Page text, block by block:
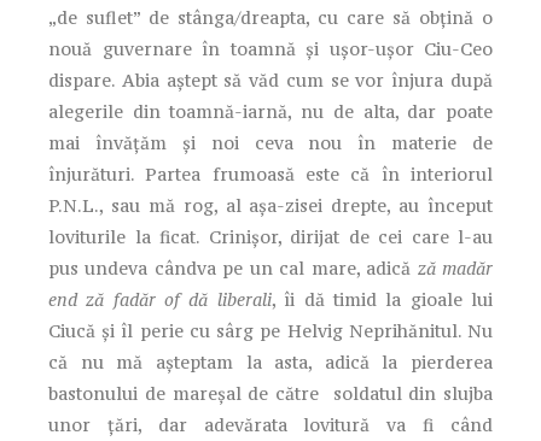
„de suflet” de stânga/dreapta, cu care să obțină o
nouă guvernare în toamnă și ușor-ușor Ciu-Ceo
dispare. Abia aștept să văd cum se vor înjura după
alegerile din toamnă-iarnă, nu de alta, dar poate
mai învățăm și noi ceva nou în materie de
înjurături. Partea frumoasă este că în interiorul
P.N.L., sau mă rog, al așa-zisei drepte, au început
loviturile la ficat. Crinișor, dirijat de cei care l-au
pus undeva cândva pe un cal mare, adică ză madăr
end ză fadăr of dă liberali, îi dă timid la gioale lui
Ciucă și îl perie cu sârg pe Helvig Neprihănitul. Nu
că nu mă așteptam la asta, adică la pierderea
bastonului de mareșal de către soldatul din slujba
unor țări, dar adevărata lovitură va fi când